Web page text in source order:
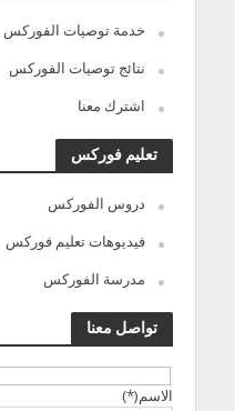
خدمة توصيات الفوركس
نتائج توصيات الفوركس
اشترك معنا
تعليم فوركس
دروس الفوركس
فيديوهات تعليم فوركس
مدرسة الفوركس
تواصل معنا
الاسم(*)